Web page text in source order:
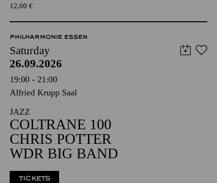
12,00 €
PHILHARMONIE ESSEN
Saturday
26.09.2026
19:00 - 21:00
Alfried Krupp Saal
JAZZ
COLTRANE 100
CHRIS POTTER
WDR BIG BAND
TICKETS